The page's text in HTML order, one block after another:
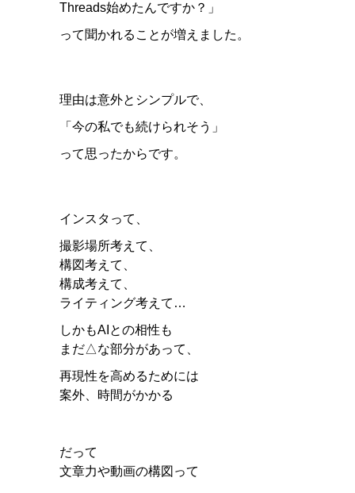
Threads始めたんですか？」
って聞かれることが増えました。
理由は意外とシンプルで、
「今の私でも続けられそう」
って思ったからです。
インスタって、
撮影場所考えて、
構図考えて、
構成考えて、
ライティング考えて…
しかもAIとの相性も
まだ△な部分があって、
再現性を高めるためには
案外、時間がかかる
だって
文章力や動画の構図って